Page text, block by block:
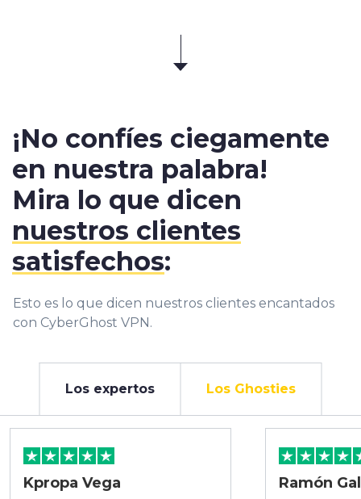
¡No confíes ciegamente
en nuestra palabra!
Mira lo que dicen
nuestros clientes
satisfechos:
Esto es lo que dicen nuestros clientes encantados
con CyberGhost VPN.
Los expertos Los Ghosties
Kpropa Vega Ramón